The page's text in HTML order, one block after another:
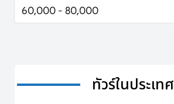
60,000 - 80,000
ทัวร์ในประเทศ